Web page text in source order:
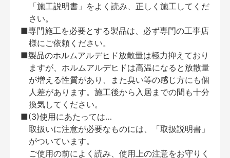
「施工説明書」をよく読み、正しく施工してくだ
さい。
■専門施工を必要とする製品は、必ず専門の工事店
様にご依頼ください。
■製品のホルムアルデヒド放散量は極力抑えており
ますが、ホルムアルデヒドは高温になると放散量
が増える性質があり、また臭い等の感じ方にも個
人差があります。施工後から入居までの間も十分
換気してください。
■(3)使用にあたっては…
取扱いに注意が必要なものには、「取扱説明書」
がついています。
ご使用の前によく読み、使用上の注意をお守りく